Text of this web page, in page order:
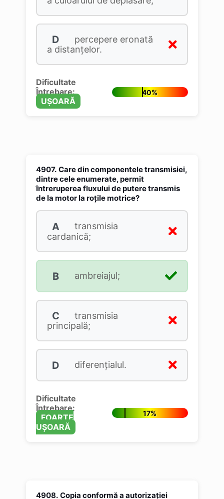
D
percepere eronată
a distanțelor.
Dificultate
Întrebare:
UȘOARĂ
40%
4907. Care din componentele transmisiei,
dintre cele enumerate, permit
întreruperea fluxului de putere transmis
de la motor la roţile motrice?
A
transmisia
cardanică;
B ambreiajul;
C
transmisia
principală;
D diferenţialul.
Dificultate
Întrebare:
FOARTE
UȘOARĂ
17%
4908. Copia conformă a autorizaţiei